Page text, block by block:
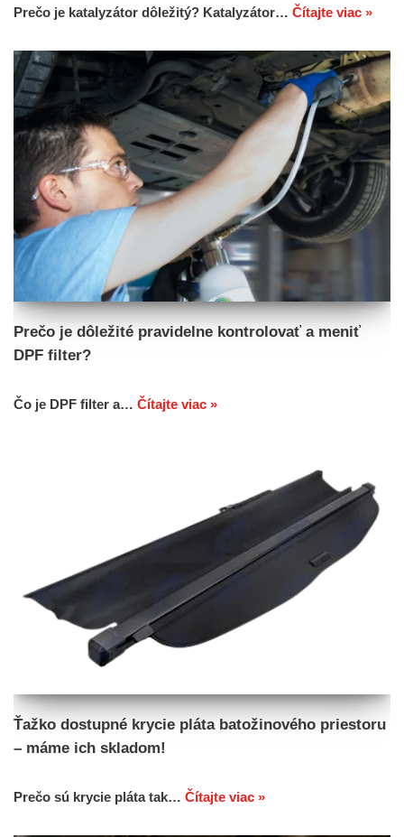
Prečo je katalyzátor dôležitý? Katalyzátor… Čítajte viac »
Prečo je dôležité pravidelne kontrolovať a meniť
DPF filter?
Čo je DPF filter a… Čítajte viac »
Ťažko dostupné krycie pláta batožinového priestoru
– máme ich skladom!
Prečo sú krycie pláta tak… Čítajte viac »